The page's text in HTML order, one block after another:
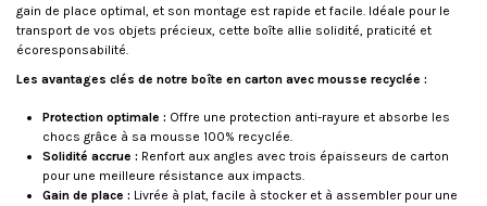
gain de place optimal, et son montage est rapide et facile. Idéale pour le
transport de vos objets précieux, cette boîte allie solidité, praticité et
écoresponsabilité.
Les avantages clés de notre boîte en carton avec mousse recyclée :
Protection optimale : Offre une protection anti-rayure et absorbe les
chocs grâce à sa mousse 100% recyclée.
Solidité accrue : Renfort aux angles avec trois épaisseurs de carton
pour une meilleure résistance aux impacts.
Gain de place : Livrée à plat, facile à stocker et à assembler pour une